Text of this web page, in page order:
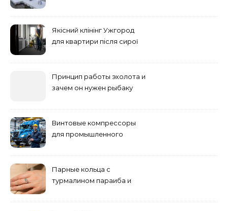
Якісний клінінг Ужгород
для квартири після сирої
Принцип работы эхолота и
зачем он нужен рыбаку
Винтовые компрессоры
для промышленного
Парные кольца с
турмалином параиба и